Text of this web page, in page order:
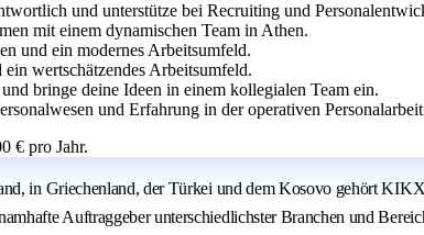
und unterstütze bei Recruiting und
mit einem dynamischen Team in Athen.
und ein modernes Arbeitsumfeld.
wertschätzendes Arbeitsumfeld.
bringe deine Ideen in einem kollegialen Team ein.
und Erfahrung in der operativen
€ pro Jahr.
in Griechenland, der Türkei und dem Kosovo gehört
Auftraggeber unterschiedlichster Branchen und